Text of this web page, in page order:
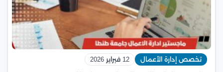
تخصص إدارة الأعمال 12 فبراير 2026